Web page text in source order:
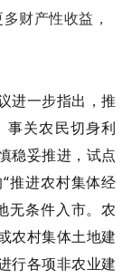
财产性收益，
进一步指出，推
事关农民切身利
稳妥推进，试点
推进农村集体经
无条件入市。农
农村集体土地建
行各项非农业建